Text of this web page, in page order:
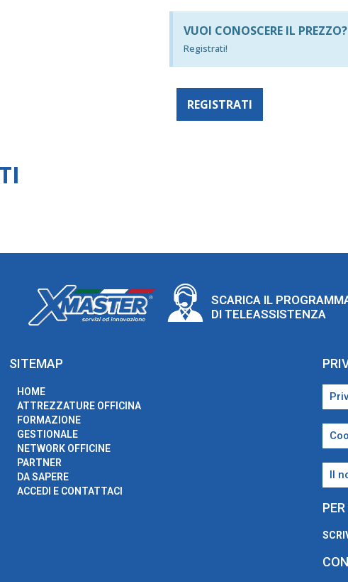
VUOI CONOSCERE IL PREZZO?
Registrati!
REGISTRATI
SCARICA IL
DI TELEASSISTENZA
SITEMAP
HOME
ATTREZZATURE OFFICINA
FORMAZIONE
GESTIONALE
NETWORK OFFICINE
PARTNER
DA SAPERE
ACCEDI E CONTATTACI
Il